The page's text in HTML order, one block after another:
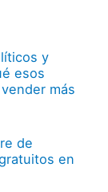
y
esos
más
de
en